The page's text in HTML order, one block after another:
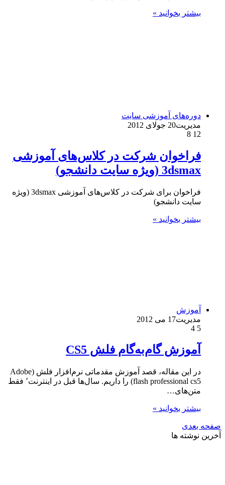
بیشتر بخوانید »
دوره‌های آموزشی سایت
مدیریت20 جولای 2012
12
فراخوان شرکت در کلاس‌های آموزشی
3dsmax (ویژه سایت دانشجو)
فراخوان برای شرکت در کلاس‌های آموزشی 3dsmax (ویژه
سایت دانشجو)
بیشتر بخوانید »
آموزش
مدیریت17 می 2012
5
آموزش گام‌به‌گام فلش CS5
در این مقاله، قصد آموزش مقدماتی نرم‌افزار فلش (Adobe
flash professional cs5) را داریم. سال‌ها قبل در اینترنت٬ فقط
متن‌های…
بیشتر بخوانید »
صفحه بعدی
آخرین نوشته ها